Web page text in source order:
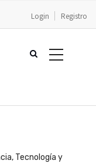
Login Registro
Tecnología y